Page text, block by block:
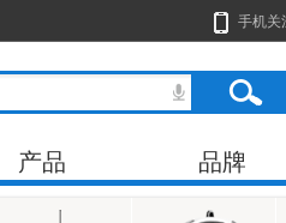
手机关
产品 品牌